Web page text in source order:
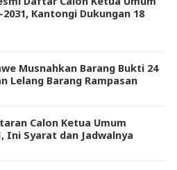
Kantongi Dukungan 18
Musnahkan Barang Bukti 24
Lelang Barang Rampasan
Calon Ketua Umum
Ini Syarat dan Jadwalnya